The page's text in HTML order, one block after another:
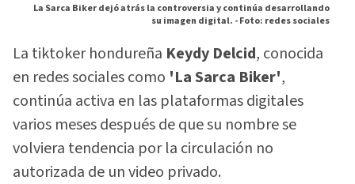
La Sarca Biker dejó atrás la controversia y continúa desarrollando
su imagen digital. -Foto: redes sociales
La tiktoker hondureña Keydy Delcid, conocida
en redes sociales como 'La Sarca Biker',
continúa activa en las plataformas digitales
varios meses después de que su nombre se
volviera tendencia por la circulación no
autorizada de un video privado.